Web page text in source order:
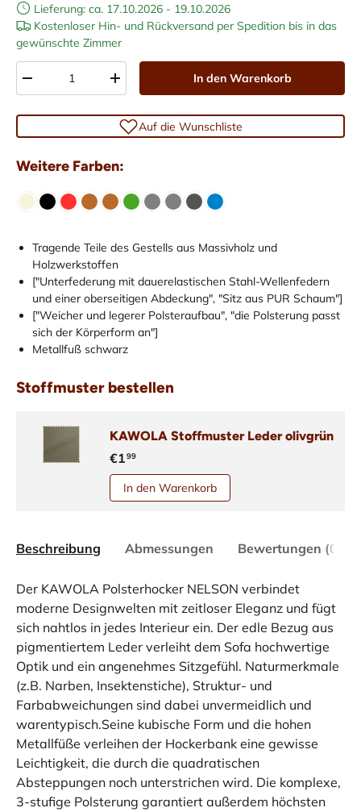
Lieferung: ca. 17.10.2026 - 19.10.2026
Kostenloser Hin- und Rückversand per Spedition bis in das
gewünschte Zimmer
-
+ In den Warenkorb
Auf die Wunschliste
Weitere Farben:
Tragende Teile des Gestells aus Massivholz und
Holzwerkstoffen
["Unterfederung mit dauerelastischen Stahl-Wellenfedern
und einer oberseitigen Abdeckung", "Sitz aus PUR Schaum"]
["Weicher und legerer Polsteraufbau", "die Polsterung passt
sich der Körperform an"]
Metallfuß schwarz
Stoffmuster bestellen
KAWOLA Stoffmuster Leder olivgrün
€199
In den Warenkorb
Beschreibung Abmessungen Bewertungen (0)
Der KAWOLA Polsterhocker NELSON verbindet
moderne Designwelten mit zeitloser Eleganz und fügt
sich nahtlos in jedes Interieur ein. Der edle Bezug aus
pigmentiertem Leder verleiht dem Sofa hochwertige
Optik und ein angenehmes Sitzgefühl. Naturmerkmale
(z.B. Narben, Insektenstiche), Struktur- und
Farbabweichungen sind dabei unvermeidlich und
warentypisch.Seine kubische Form und die hohen
Metallfüße verleihen der Hockerbank eine gewisse
Leichtigkeit, die durch die quadratischen
Absteppungen noch unterstrichen wird. Die komplexe,
3-stufige Polsterung garantiert außerdem höchsten